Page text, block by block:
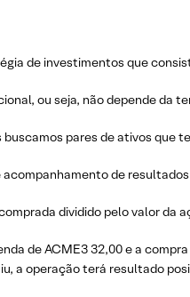
de investimentos que
ou seja, não depende da
pares de ativos que
de
dividido pelo valor da
de ACME3 32,00 e a
a operação terá resultado